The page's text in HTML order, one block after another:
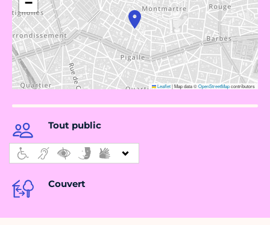
Leaflet|Map data ©OpenStreetMapcontributors
Tout public
Couvert